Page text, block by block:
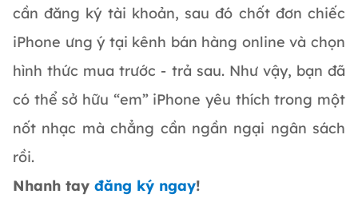
cần đăng ký tài khoản, sau đó chốt đơn chiếc
iPhone ưng ý tại kênh bán hàng online và chọn
hình thức mua trước - trả sau. Như vậy, bạn đã
có thể sở hữu “em” iPhone yêu thích trong một
nốt nhạc mà chẳng cần ngần ngại ngân sách
rồi.
Nhanh tay đăng ký ngay!